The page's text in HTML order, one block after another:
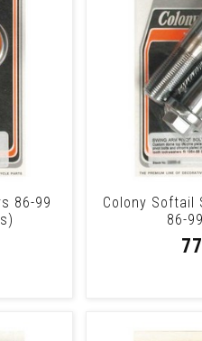
86-99
Colony Softail
86-